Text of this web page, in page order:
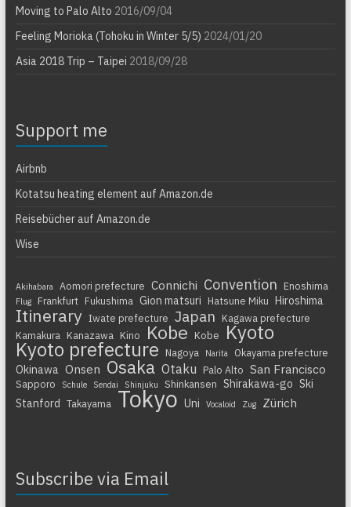
Moving to Palo Alto 2016/09/04
Feeling Morioka (Tohoku in Winter 5/5) 2024/01/20
Asia 2018 Trip – Taipei 2018/09/28
Support me
Airbnb
Kotatsu heating element auf Amazon.de
Reisebücher auf Amazon.de
Wise
Akihabara Aomori prefecture Connichi Convention Enoshima
Flug Frankfurt Fukushima Gion matsuri Hatsune Miku Hiroshima
Itinerary Iwate prefecture Japan
Kagawa prefecture
Kamakura
Kanazawa Kino Kobe Kobe Kyoto
Kyoto prefecture Nagoya Narita Okayama prefecture
Okinawa Onsen Osaka Otaku Palo Alto San Francisco
Sapporo Schule Sendai Shinjuku Shinkansen Shirakawa-go Ski
Stanford Takayama Tokyo Uni Vocaloid Zug Zürich
Subscribe via Email